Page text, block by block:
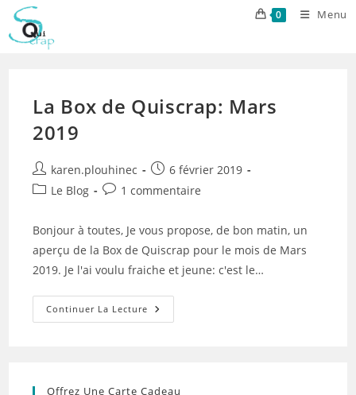
Skip
content
0 Menu
La Box de Quiscrap: Mars
2019
Auteur/autrice
de
karen.plouhinec
Publication
publiée :
6 février 2019
PostLe Blog
Commentaires
la
publication :
1 commentaire
Bonjour à toutes, Je vous propose, de bon matin, un
aperçu de la Box de Quiscrap pour le mois de Mars
2019. Je l'ai voulu fraiche et jeune: c'est le…
Continuer La Lecture La
Box
Offrez Une Carte Cadeau